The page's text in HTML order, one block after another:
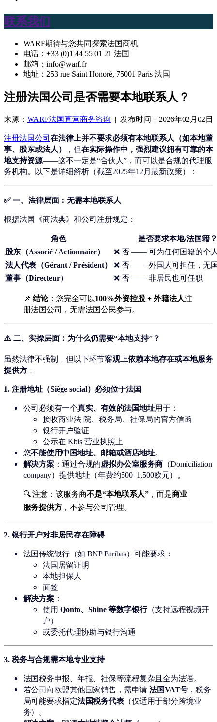
联系我们
WARF期待与您共同探索法国商机
电话：+33 (0)1 44 55 01 21 法国
邮箱：info@warf.fr
地址：253 rue Saint Honoré, 75001 Paris 法国
注册法国公司是否需要本地联系人？
来源： WARF法国直营商务咨询 | 发布时间：2026年02月02日
注册法国公司 在法律上并不要求必须有本地联系人（如本地董
事、股东或法人）
，但在实际操作中，强烈建议拥有可靠的本
地支持资源——这不一定是“合伙人”，而可以是合规的代理服
务机构。以下是详细解析（截至2025年12月最新政策）：
✅ 一、法律层面： 无需本地联系人
根据法国《商法典》和公司注册规定：
角色
是否要求本地/法国籍？
股东（Associé / Actionnaire）
❌ 否 —— 可为任何国籍的个
法人代表（Gérant / Président）
❌ 否 —— 外国人可担任，无
董事（Directeur）
❌ 否 —— 非居民也可任职
📌 结论：您完全可以100%外资控股 + 外籍法人注
册法国公司，无需法国公民参与。
⚠️ 二、实操层面： 为什么仍需要“本地支持”？
虽然法律不强制，但以下环节客观上依赖本地存在或本地服务
提供方 ：
1. 注册地址（Siège social）必须位于法国
公司必须有一个真实、有效的法国地址用于：
接收商业法 院、税务局、社保局的官方信函
银行开户验证
公示在 Kbis 营业执照上
您不能使用中国地址、邮箱或酒店地址。
解决方案 ：通过合规的虚拟办公室服务商 （Domiciliation
company）提供地址（年费约500–1,500欧元）。
🔍 注意：该服务商不是“本地联系人” ，而是商业
服务提供方 ，不参与公司管理。
2.银行开户对非居民存在障碍
法国传统银行（如 BNP Paribas）可能要求：
法国居留证明
本地担保人
面签
解决方案 ：
使用 Qonto、Shine 等数字银行（支持远程视频开
户）
或委托代理协助与银行沟通
3. 税务与合规需本地专业支持
法国税务申报、年报、社保等流程复杂且全为法语。
若公司向欧盟其他国家销售，需申请 法国VAT号 ，税务
局可能要求指定法国税务代表 （仅适用于部分跨境业
务）。